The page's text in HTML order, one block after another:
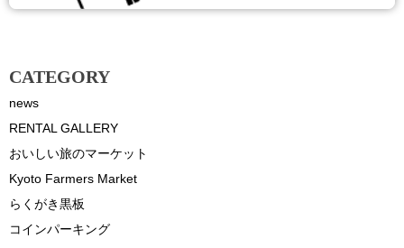
CATEGORY
news
RENTAL GALLERY
おいしい旅のマーケット
Kyoto Farmers Market
らくがき黒板
コインパーキング